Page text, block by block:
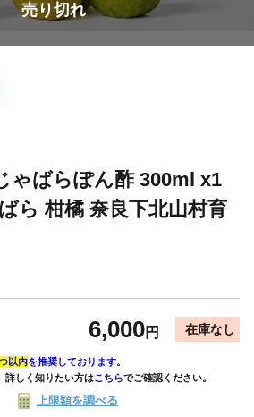
売り切れ
ゃばらぽん酢 300ml x1
ら 柑橘 奈良下北山村育
6,000円 在庫なし
以内を推奨しております。
詳しく知りたい方はこちらでご確認ください。
上限額を調べる